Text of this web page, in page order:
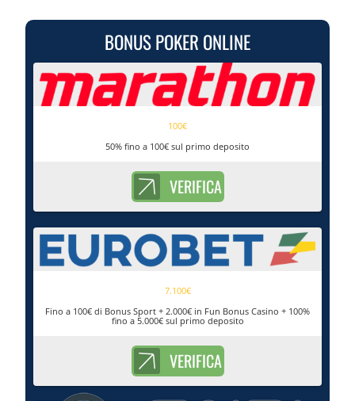
BONUS POKER ONLINE
100€
50% fino a 100€ sul primo deposito
VERIFICA
7.100€
Fino a 100€ di Bonus Sport + 2.000€ in Fun Bonus Casino + 100%
fino a 5.000€ sul primo deposito
VERIFICA